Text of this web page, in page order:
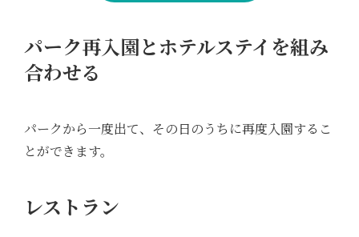
パーク再入園とホテルステイを組み
合わせる
パークから一度出て、その日のうちに再度入園するこ
とができます。
レストラン